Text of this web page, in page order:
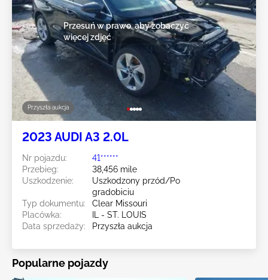
Przyszła aukcja
Przesuń w prawo, aby zobaczyć
więcej zdjęć
2023 AUDI A3 2.0L
Nr pojazdu:
41******
Przebieg:
38,456 mile
Uszkodzenie:
Uszkodzony przód/Po
gradobiciu
Typ dokumentu:
Clear Missouri
Placówka:
IL - ST. LOUIS
Data sprzedaży:
Przyszła aukcja
Popularne pojazdy